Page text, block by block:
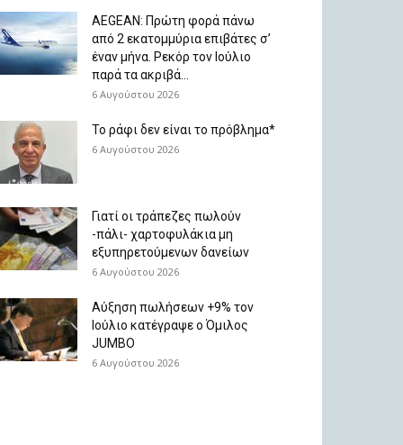
AEGEAN: Πρώτη φορά πάνω
από 2 εκατομμύρια επιβάτες σ’
έναν μήνα. Ρεκόρ τον Ιούλιο
παρά τα ακριβά...
6 Αυγούστου 2026
Το ράφι δεν είναι το πρόβλημα*
6 Αυγούστου 2026
Γιατί οι τράπεζες πωλούν
-πάλι- χαρτοφυλάκια μη
εξυπηρετούμενων δανείων
6 Αυγούστου 2026
Aύξηση πωλήσεων +9% τον
Ιούλιο κατέγραψε ο Όμιλος
JUMBO
6 Αυγούστου 2026